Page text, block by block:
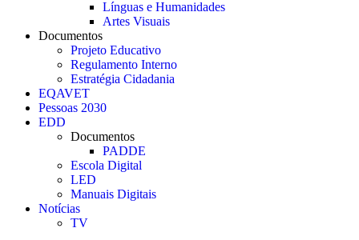
Línguas e Humanidades
Artes Visuais
Documentos
Projeto Educativo
Regulamento Interno
Estratégia Cidadania
EQAVET
Pessoas 2030
EDD
Documentos
PADDE
Escola Digital
LED
Manuais Digitais
Notícias
TV